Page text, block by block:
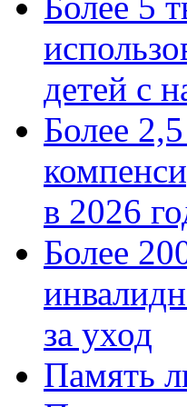
детей с
Более
в 2026
Более
за уход
Память